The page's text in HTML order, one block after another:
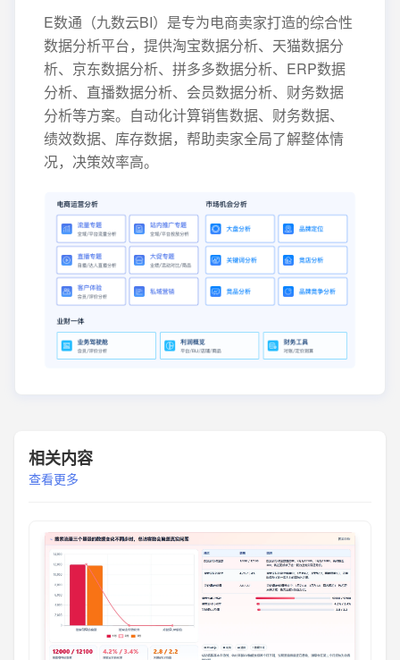
E数通（九数云BI）是专为电商卖家打造的综合性
数据分析平台，提供淘宝数据分析、天猫数据分
析、京东数据分析、拼多多数据分析、ERP数据
分析、直播数据分析、会员数据分析、财务数据
分析等方案。自动化计算销售数据、财务数据、
绩效数据、库存数据，帮助卖家全局了解整体情
况，决策效率高。
相关内容
查看更多